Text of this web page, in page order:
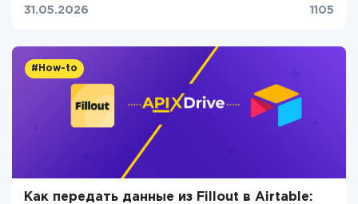
31.05.2026 1105
#How-to
Как передать данные из Fillout в Airtable: